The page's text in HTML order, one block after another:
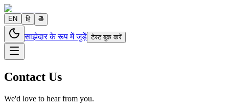
EN हि తె
साझेदार के रूप में जुड़ें टेस्ट बुक करें
Contact Us
We'd love to hear from you.